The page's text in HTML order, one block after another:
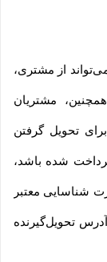
از مشتری،
مشتریان
تحویل گرفتن
شده باشد،
شناسایی معتبر
تحویل‌گیرنده